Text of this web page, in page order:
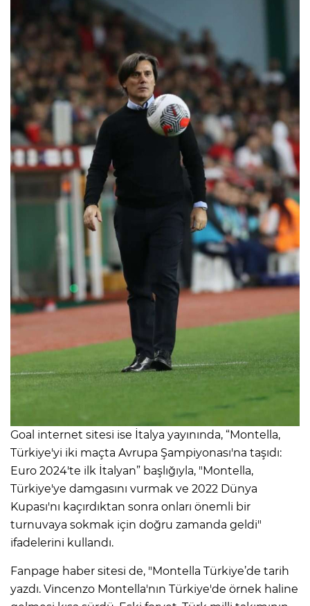
Goal internet sitesi ise İtalya yayınında, “Montella,
Türkiye'yi iki maçta Avrupa Şampiyonası'na taşıdı:
Euro 2024'te ilk İtalyan” başlığıyla, "Montella,
Türkiye'ye damgasını vurmak ve 2022 Dünya
Kupası'nı kaçırdıktan sonra onları önemli bir
turnuvaya sokmak için doğru zamanda geldi"
ifadelerini kullandı.
Fanpage haber sitesi de, "Montella Türkiye’de tarih
yazdı. Vincenzo Montella'nın Türkiye'de örnek haline